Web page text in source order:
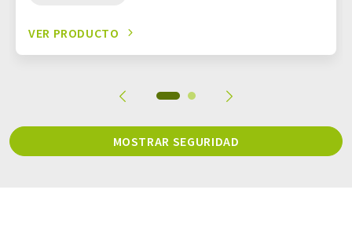
VER PRODUCTO
MOSTRAR SEGURIDAD